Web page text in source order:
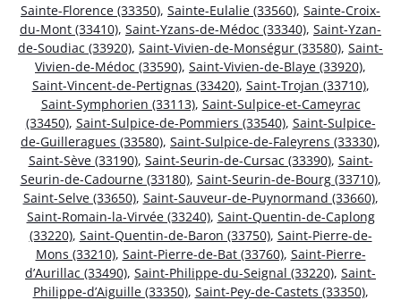
Sainte-Florence (33350), Sainte-Eulalie (33560), Sainte-Croix-
du-Mont (33410), Saint-Yzans-de-Médoc (33340), Saint-Yzan-
de-Soudiac (33920), Saint-Vivien-de-Monségur (33580), Saint-
Vivien-de-Médoc (33590), Saint-Vivien-de-Blaye (33920),
Saint-Vincent-de-Pertignas (33420), Saint-Trojan (33710),
Saint-Symphorien (33113), Saint-Sulpice-et-Cameyrac
(33450), Saint-Sulpice-de-Pommiers (33540), Saint-Sulpice-
de-Guilleragues (33580), Saint-Sulpice-de-Faleyrens (33330),
Saint-Sève (33190), Saint-Seurin-de-Cursac (33390), Saint-
Seurin-de-Cadourne (33180), Saint-Seurin-de-Bourg (33710),
Saint-Selve (33650), Saint-Sauveur-de-Puynormand (33660),
Saint-Romain-la-Virvée (33240), Saint-Quentin-de-Caplong
(33220), Saint-Quentin-de-Baron (33750), Saint-Pierre-de-
Mons (33210), Saint-Pierre-de-Bat (33760), Saint-Pierre-
d’Aurillac (33490), Saint-Philippe-du-Seignal (33220), Saint-
Philippe-d’Aiguille (33350), Saint-Pey-de-Castets (33350),